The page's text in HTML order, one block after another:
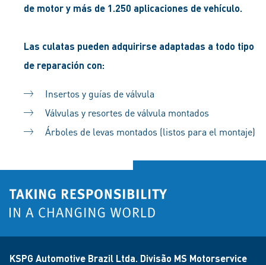
de motor y más de 1.250 aplicaciones de vehículo.
Las culatas pueden adquirirse adaptadas a todo tipo
de reparación con:
Insertos y guías de válvula
Válvulas y resortes de válvula montados
Árboles de levas montados (listos para el montaje)
KSPG Automotive Brazil Ltda. Divisão MS Motorservice